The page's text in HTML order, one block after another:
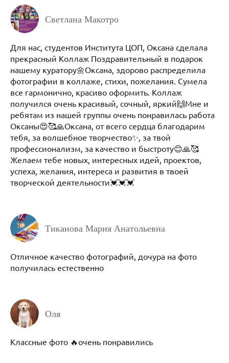
Светлана Макотро
Для нас, студентов Института ЦОП, Оксана сделала
прекрасный Коллаж Поздравительный в подарок
нашему куратору🌼Оксана, здорово распределила
фотографии в коллаже, стихи, пожелания. Сумела
все гармонично, красиво оформить. Коллаж
получился очень красивый, сочный, яркий🙌Мне и
ребятам из нашей группы очень понравилась работа
Оксаны😍🥰🙏Оксана, от всего сердца благодарим
тебя, за волшебное творчество✨, за твой
профессионализм, за качество и быстроту😊🙏🥰
Желаем тебе новых, интересных идей, проектов,
успеха, желания, интереса и развития в твоей
творческой деятельности💓💓💓
Тиканова Мария Анатольевна
Отличное качество фотографий, дочура на фото
получилась естественно
Оля
Классные фото 🔥очень понравились